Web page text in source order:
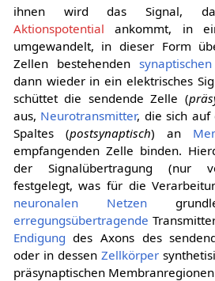
ihnen wird das Signal,
Aktionspotential ankommt, in
umgewandelt, in dieser Form
Zellen bestehenden
dann wieder in ein elektrisches
schüttet die sendende Zelle (
aus, Neurotransmitter, die sich auf
Spaltes (postsynaptisch) an
empfangenden Zelle binden.
der Signalübertragung (nur
festgelegt, was für die
neuronalen Netzen
erregungsübertragende
Endigung des Axons des
oder in dessen Zellkörper
präsynaptischen